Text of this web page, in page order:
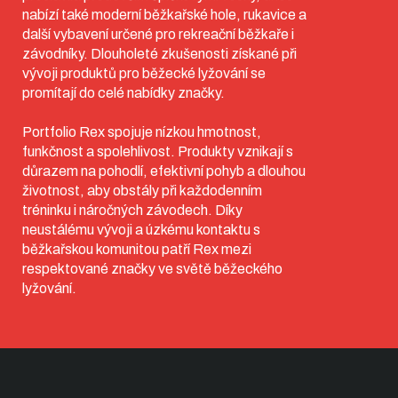
nabízí také moderní běžkařské hole, rukavice a
další vybavení určené pro rekreační běžkaře i
závodníky. Dlouholeté zkušenosti získané při
vývoji produktů pro běžecké lyžování se
promítají do celé nabídky značky.
Portfolio Rex spojuje nízkou hmotnost,
funkčnost a spolehlivost. Produkty vznikají s
důrazem na pohodlí, efektivní pohyb a dlouhou
životnost, aby obstály při každodenním
tréninku i náročných závodech. Díky
neustálému vývoji a úzkému kontaktu s
běžkařskou komunitou patří Rex mezi
respektované značky ve světě běžeckého
lyžování.